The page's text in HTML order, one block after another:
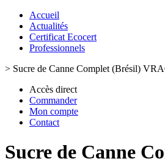
Accueil
Actualités
Certificat Ecocert
Professionnels
> Sucre de Canne Complet (Brésil)
Accès direct
Commander
Mon compte
Contact
Sucre de Canne